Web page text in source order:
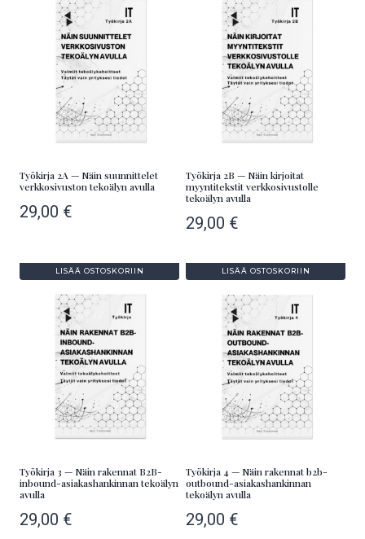
Työkirja 2A — Näin suunnittelet
verkkosivuston tekoälyn avulla
29,00 €
LISÄÄ OSTOSKORIIN
Työkirja 2B — Näin kirjoitat
myyntitekstit verkkosivustolle
tekoälyn avulla
29,00 €
LISÄÄ OSTOSKORIIN
Työkirja 3 — Näin rakennat B2B-
inbound-asiakashankinnan tekoälyn
avulla
29,00 €
Työkirja 4 — Näin rakennat b2b-
outbound-asiakashankinnan
tekoälyn avulla
29,00 €